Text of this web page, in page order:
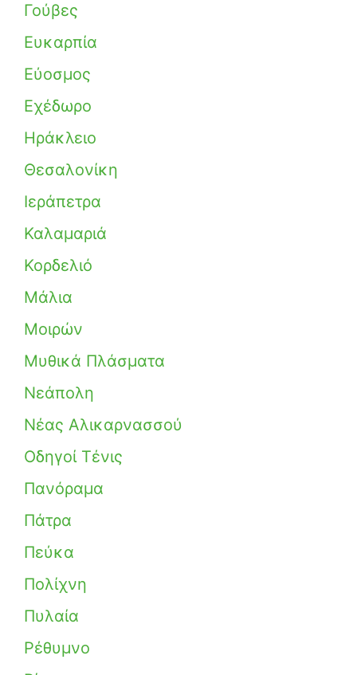
Γούβες
Ευκαρπία
Εύοσμος
Εχέδωρο
Ηράκλειο
Θεσαλονίκη
Ιεράπετρα
Καλαμαριά
Κορδελιό
Μάλια
Μοιρών
Μυθικά Πλάσματα
Νεάπολη
Νέας Αλικαρνασσού
Οδηγοί Τένις
Πανόραμα
Πάτρα
Πεύκα
Πολίχνη
Πυλαία
Ρέθυμνο